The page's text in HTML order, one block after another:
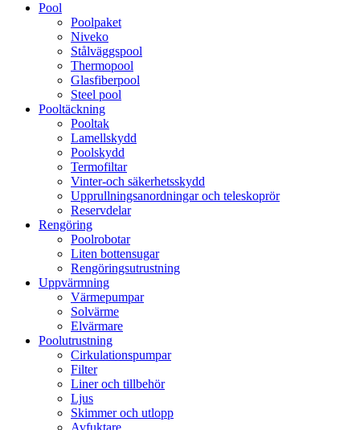
Pool
Poolpaket
Niveko
Stålväggspool
Thermopool
Glasfiberpool
Steel pool
Pooltäckning
Pooltak
Lamellskydd
Poolskydd
Termofiltar
Vinter-och säkerhetsskydd
Upprullningsanordningar och teleskoprör
Reservdelar
Rengöring
Poolrobotar
Liten bottensugar
Rengöringsutrustning
Uppvärmning
Värmepumpar
Solvärme
Elvärmare
Poolutrustning
Cirkulationspumpar
Filter
Liner och tillbehör
Ljus
Skimmer och utlopp